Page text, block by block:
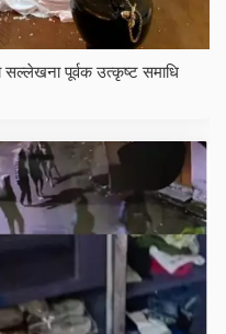
सल्लेखना पूर्वक उत्कृष्ट समाधि